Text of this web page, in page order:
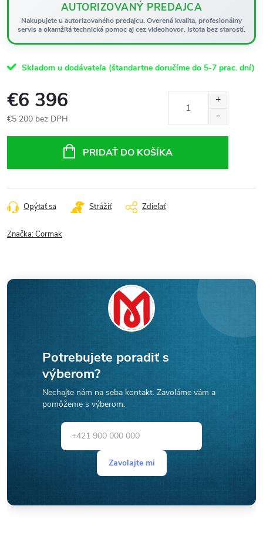
AUTORIZOVANÝ PREDAJCA
Nakupujete u autorizovaného predajcu. Overená kvalita, profesionálny
servis a okamžitá technická pomoc aj cez videohovor. Istota bez starostí.
Skladom u dodávateľa (štandartne doručíme do 5-7 prac. dní)
€6 396
€5 200 bez DPH
PRIDAŤ DO KOŠÍKA
Opýtať sa Strážiť Zdieľať
Značka:Cormak
Potrebujete poradiť s
výberom?
Nechajte nám na seba kontakt. Zavoláme vám a
pomôžeme s výberom.
Zavolajte mi